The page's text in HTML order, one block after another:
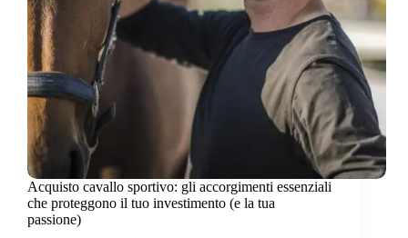
Acquisto cavallo sportivo: gli accorgimenti essenziali
che proteggono il tuo investimento (e la tua
passione)